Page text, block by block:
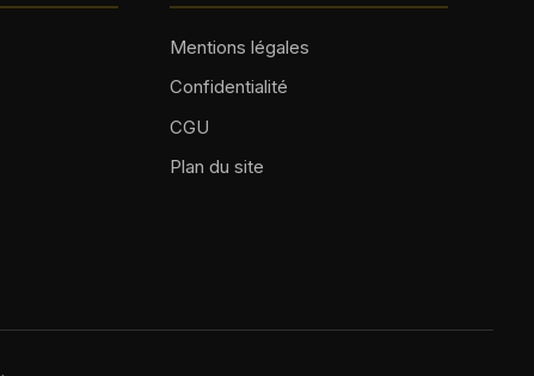
Mentions légales
Confidentialité
CGU
Plan du site